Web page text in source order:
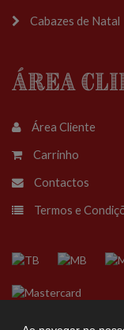
Cabazes de Natal
Área
Área Cliente
Carrinho
Contactos
Termos e